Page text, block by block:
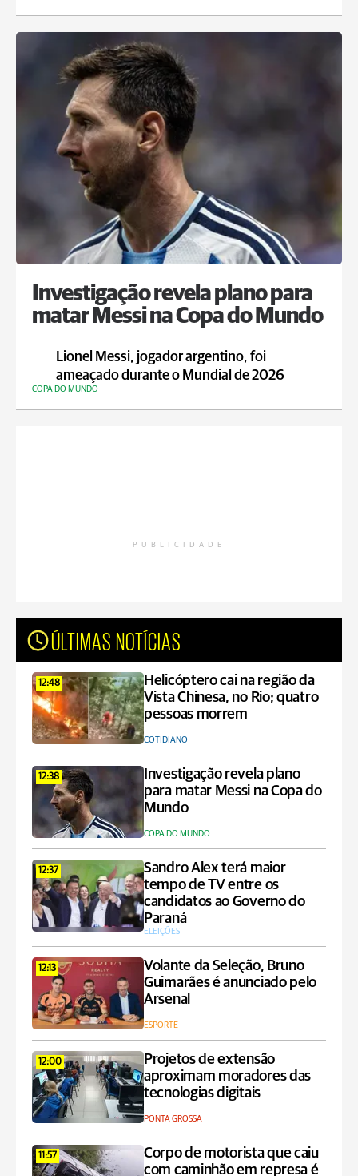
Investigação revela plano para
matar Messi na Copa do Mundo
Lionel Messi, jogador argentino, foi
ameaçado durante o Mundial de 2026
COPA DO MUNDO
PUBLICIDADE
ÚLTIMAS NOTÍCIAS
12:48
Helicóptero cai na região da
Vista Chinesa, no Rio; quatro
pessoas morrem
COTIDIANO
12:38
Investigação revela plano
para matar Messi na Copa do
Mundo
COPA DO MUNDO
12:37
Sandro Alex terá maior
tempo de TV entre os
candidatos ao Governo do
Paraná
ELEIÇÕES
12:13
Volante da Seleção, Bruno
Guimarães é anunciado pelo
Arsenal
ESPORTE
12:00
Projetos de extensão
aproximam moradores das
tecnologias digitais
PONTA GROSSA
11:57
Corpo de motorista que caiu
com caminhão em represa é